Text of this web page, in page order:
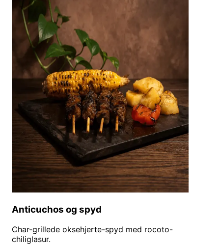
Anticuchos og spyd
Char-grillede oksehjerte-spyd med rocoto-
chiliglasur.